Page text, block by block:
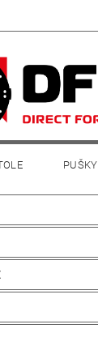
PUŠKY